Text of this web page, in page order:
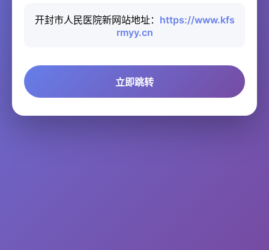
开封市人民医院新网站地址： https://www.kfs
rmyy.cn
立即跳转